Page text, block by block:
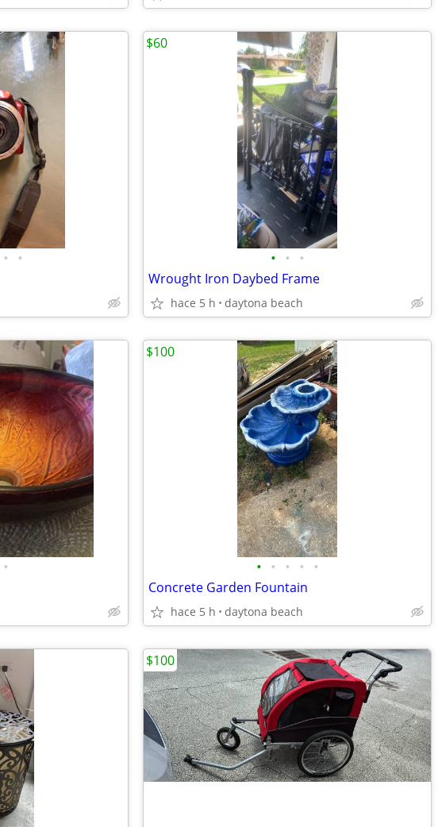
• • • • •
Wrought Iron Daybed Frame
hace 5 h daytona beach
$60
• • • • • •
Concrete Garden Fountain
hace 5 h daytona beach
$100
$100